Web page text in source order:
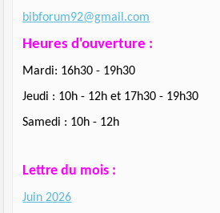
bibforum92@gmail.com
Heures d'ouverture :
Mardi: 16h30 - 19h30
Jeudi : 10h - 12h et 17h30 - 19h30
Samedi : 10h - 12h
Lettre du mois :
Juin 2026